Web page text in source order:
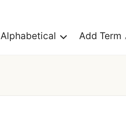
Alphabetical Add Term